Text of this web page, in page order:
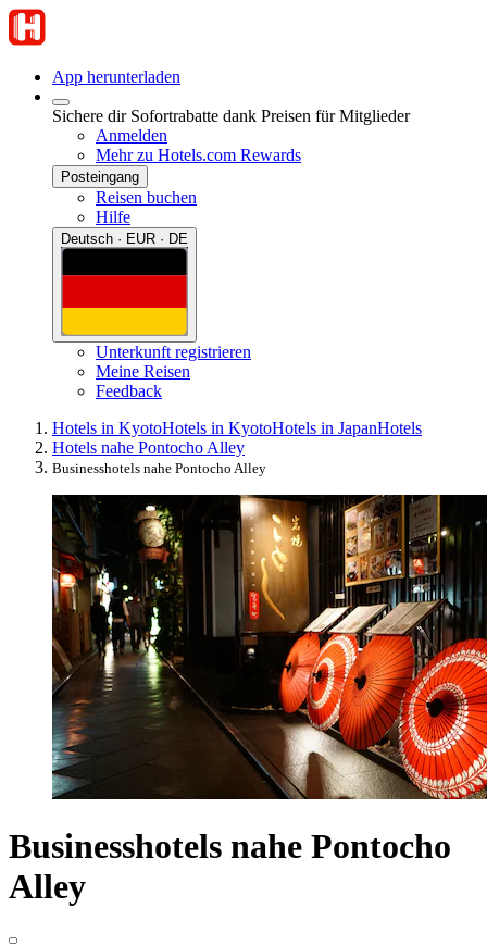
App herunterladen
Sichere dir Sofortrabatte dank Preisen für Mitglieder
Anmelden
Mehr zu Hotels.com Rewards
Posteingang
Reisen buchen
Hilfe
Deutsch · EUR · DE
Unterkunft registrieren
Meine Reisen
Feedback
Hotels in KyotoHotels in KyotoHotels in JapanHotels
Hotels nahe Pontocho Alley
Businesshotels nahe Pontocho Alley
Businesshotels nahe Pontocho
Alley